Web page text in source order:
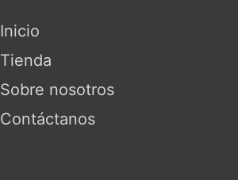
Inicio
Tienda
Sobre nosotros
Contáctanos